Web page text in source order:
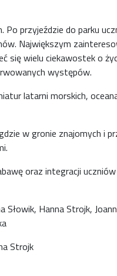
Po przyjeździe do parku
Największym
się wielu ciekawostek o
występów.
latarni morskich,
w gronie znajomych i
oraz integracji
Słowik, Hanna Strojk,
Strojk